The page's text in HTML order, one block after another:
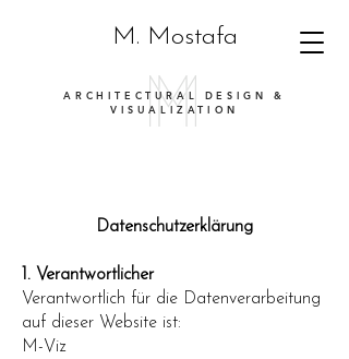
ARCHITECTURAL DESIGN &
VISUALIZATION
M. Mostafa
Datenschutzerklärung
1. Verantwortlicher
Verantwortlich für die Datenverarbeitung
auf dieser Website ist:
M-Viz